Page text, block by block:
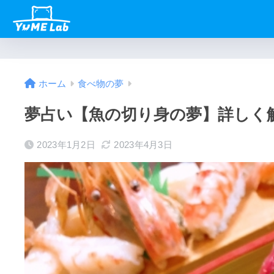
ホーム 食べ物の夢
夢占い【魚の切り身の夢】詳しく
2023年1月2日 2023年4月3日